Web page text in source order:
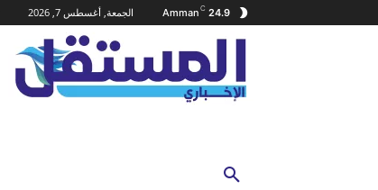
24.9
C
Amman الجمعة, أغسطس 7, 2026